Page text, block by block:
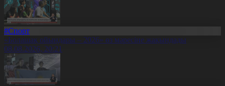
#Спорт
«Болашақ ойындары – 2026» өз мәресіне жақындады
08.08.2026, 20:21